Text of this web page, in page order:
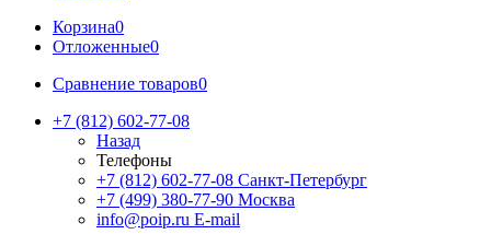
Корзина0
Отложенные0
Сравнение товаров0
+7 (812) 602-77-08
Назад
Телефоны
+7 (812) 602-77-08 Санкт-Петербург
+7 (499) 380-77-90 Москва
info@poip.ru E-mail